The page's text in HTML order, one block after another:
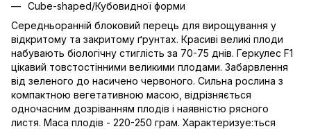
Сubе-shареd/Кубовидної форми
Середньораннiй блоковий перець для вирощування у
вiдкритому та закритому ґрунтах. Красивi великi плоди
набувають бiологiчну стиглiсть за 70-75 днiв. Геркулес F1
цiкавий товстостiнними вели­кими плодами. Забарвлення
вiд зеленого до насичено червоного. Сильна рослина з
компактною вегетативною масою, вiдрiзняється
одночасним дозрiванням плодiв i наявнiстю рясного
листя. Маса плодiв - 220-250 грам. Характеризуе:ться